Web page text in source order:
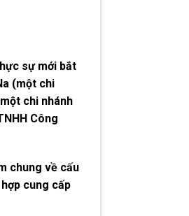
sự mới bắt
(một chi
chi nhánh
Công
chung về cấu
cung cấp